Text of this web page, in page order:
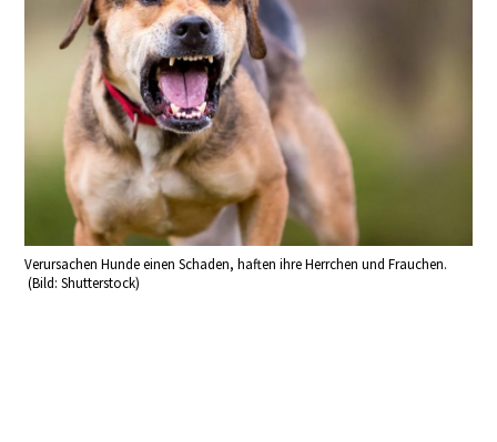
Verursachen Hunde einen Schaden, haften ihre Herrchen und Frauchen.
(Bild: Shutterstock)